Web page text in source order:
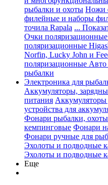
рыбалки и охоты Ножи
филейные и наборы
точила Rapala ...
Очки
поляризационные
Norfin, Lucky John и
поляризационные Авто
рыбалки
Электроника для
Аккумуляторы,
питания Аккумуляторы
устройства для
Фонари рыбалки,
кемпинговые Фонари
Фонари ручные для
Эхолоты и подводные
Эхолоты и подводные
Еще